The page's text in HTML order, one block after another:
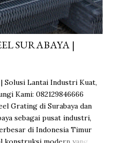
SURABAYA |
Solusi Lantai Industri Kuat,
Kami: 082129846666
Grating di Surabaya dan
sebagai pusat industri,
di Indonesia Timur